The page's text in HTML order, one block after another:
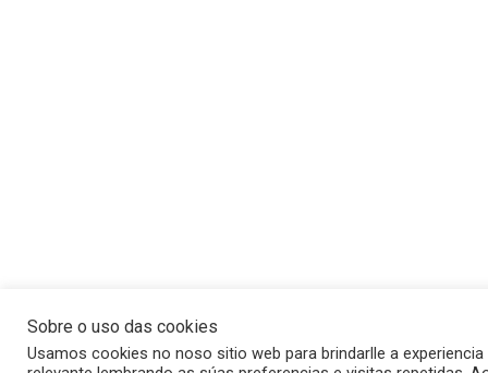
Sobre o uso das cookies
Usamos cookies no noso sitio web para brindarlle a experiencia